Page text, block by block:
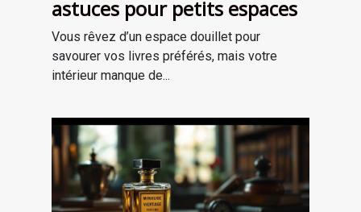
astuces pour petits espaces
Vous rêvez d’un espace douillet pour
savourer vos livres préférés, mais votre
intérieur manque de...